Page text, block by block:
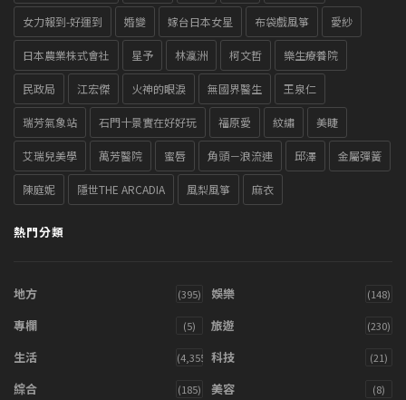
女力報到-好運到 婚變 嫁台日本女星 布袋戲風箏 愛紗
日本農業株式會社 星予 林瀛洲 柯文哲 樂生療養院
民政局 江宏傑 火神的眼淚 無國界醫生 王泉仁
瑞芳氣象站 石門十景實在好好玩 福原愛 紋繡 美睫
艾瑞兒美學 萬芳醫院 蜜唇 角頭－浪流連 邱澤 金屬彈簧
陳庭妮 隱世THE ARCADIA 風梨風箏 麻衣
熱門分類
地方 (395) 娛樂 (148)
專欄 (5) 旅遊 (230)
生活 (4,355) 科技 (21)
綜合 (185) 美容 (8)